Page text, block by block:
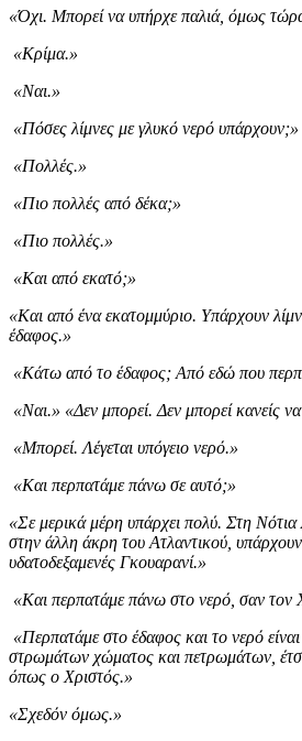
«Όχι. Μπορεί να υπήρχε παλιά, όμως τώρα
«Κρίμα.»
«Ναι.»
«Πόσες λίμνες με γλυκό νερό υπάρχουν;»
«Πολλές.»
«Πιο πολλές από δέκα;»
«Πιο πολλές.»
«Και από εκατό;»
«Και από ένα εκατομμύριο. Υπάρχουν
έδαφος.»
«Κάτω από το έδαφος; Από εδώ που
«Ναι.» «Δεν μπορεί. Δεν μπορεί κανείς
«Μπορεί. Λέγεται υπόγειο νερό.»
«Και περπατάμε πάνω σε αυτό;»
«Σε μερικά μέρη υπάρχει πολύ. Στη Νότια
στην άλλη άκρη του Ατλαντικού, υπάρχουν
υδατοδεξαμενές Γκουαρανί.»
«Και περπατάμε πάνω στο νερό, σαν τον
«Περπατάμε στο έδαφος και το νερό
στρωμάτων χώματος και πετρωμάτων,
όπως ο Χριστός.»
«Σχεδόν όμως.»